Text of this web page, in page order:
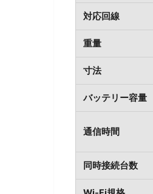
対応回線
重量
寸法
バッテリー容量
通信時間
同時接続台数